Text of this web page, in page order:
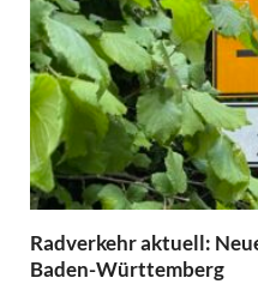
Radverkehr aktuell:
Baden-Württemberg